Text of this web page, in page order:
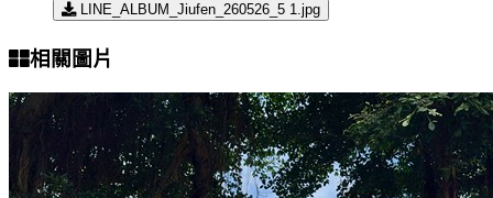
LINE_ALBUM_Jiufen_260526_5 1.jpg
相關圖片